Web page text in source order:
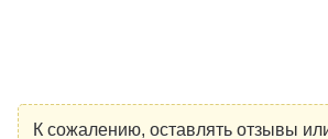
К сожалению, оставлять отзывы